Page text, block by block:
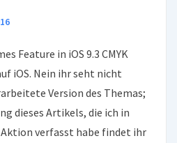
Feature in iOS 9.3 CMYK
iOS. Nein ihr seht nicht
Version des Themas;
dieses Artikels, die ich in
verfasst habe findet ihr